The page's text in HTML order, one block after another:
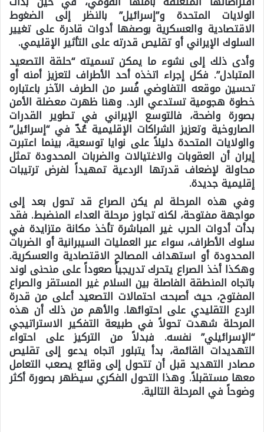
الولايات المتحدة و”إسرائيل” بالنظر إلى الضغوط
الاقتصادية والعسكرية بوصفها أدوات قادرة على تغيير
السلوك الإيراني أو تقليص قدرته على التأثير الإقليمي.
وأدى ذلك إلى نشوء ما يمكن تسميته “حلقة التصعيد
المتبادل”. فكل إجراء اتخذه أحد الأطراف لتعزيز أمنه أو
تحسين موقعه التفاوضي فُسر من الطرف الآخر باعتباره
خطوة هجومية تستدعي الرد. وهنا ظهرت معضلة الأمن
بصورة واضحة، فالتوسع الإيراني في تطوير القدرات
الصاروخية وتعزيز الشراكات الإقليمية عُدّ في “إسرائيل”
والولايات المتحدة دليلاً على نوايا توسعية، بينما اعتبرت
إيران أن العقوبات والاغتيالات والضربات المحدودة تمثل
محاولة لإضعاف قدرتها الردعية تمهيداً لفرض ترتيبات
إقليمية جديدة.
وفي هذه المرحلة لم يكن الصراع قد تحول بعد إلى
مواجهة مفتوحة، لكنه تجاوز مرحلة العداء المنضبط. فقد
بدأت أدوات الحرب غير المباشرة تأخذ مكانة متزايدة في
سلوك الأطراف، سواء عبر العمليات السيبرانية أو الضربات
المحدودة أو استهداف المصالح الاقتصادية والعسكرية.
وهكذا أخذ الصراع يتحرك تدريجياً صعوداً على منحنى لوند
باتجاه المنطقة الفاصلة بين السلام غير المستقر والصراع
المفتوح، حيث أصبحت احتمالات التصعيد أعلى من قدرة
الردع التقليدي على احتوائها. والأهم من ذلك أن هذه
المرحلة شهدت تحولاً في طبيعة التفكير الاستراتيجي
“الإسرائيلي” نفسه. فبدلاً من التركيز على احتواء
التهديدات القائمة، بدأ يتبلور اتجاه يدعو إلى تقليص
مصادر التهديد قبل أن تتحول إلى وقائع يصعب التعامل
معها مستقبلاً. وهذا التحول الفكري سيظهر بصورة أكثر
وضوحاً في المرحلة التالية.